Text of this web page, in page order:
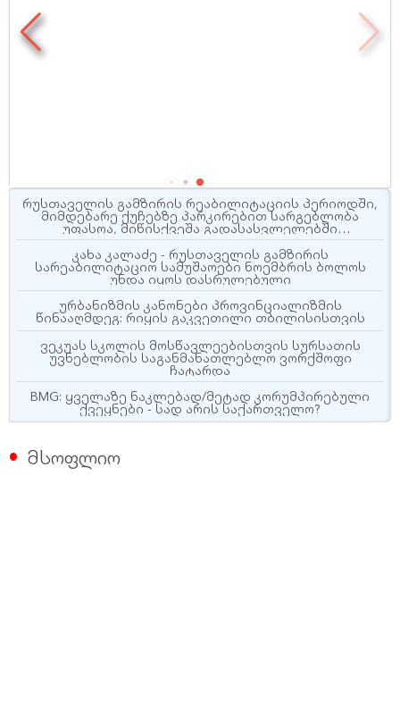
რუსთაველის გამზირის რეაბილიტაციის პერიოდში,
მიმდებარე ქუჩებზე პარკირებით სარგებლობა
უფასოა, მიწისქვეშა გადასასვლელებში
კომერციული ფართების მოიჯარეები კი
გადასახადებისგან გათავისუფლდებიან
კახა კალაძე - რუსთაველის გამზირის
სარეაბილიტაციო სამუშაოები ნოემბრის ბოლოს
უნდა იყოს დასრულებული
ურბანიზმის კანონები პროვინციალიზმის
წინააღმდეგ: რიყის გაკვეთილი თბილისისთვის
ვეკუას სკოლის მოსწავლეებისთვის სურსათის
უვნებლობის საგანმანათლებლო ვორქშოფი
ჩატარდა
BMG: ყველაზე ნაკლებად/მეტად კორუმპირებული
ქვეყნები - სად არის საქართველო?
მსოფლიო